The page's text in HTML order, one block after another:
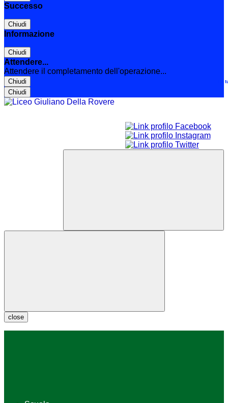
Successo
Chiudi
Informazione
Chiudi
Attendere...
Attendere il completamento dell'operazione...
Chiudi
Chiudi
Le
close